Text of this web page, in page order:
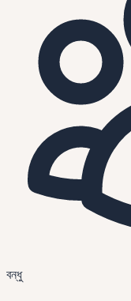
বন্ধু